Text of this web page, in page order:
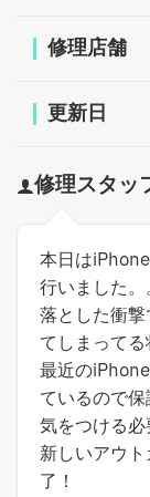
修理店舗
更新日
修理スタッ
本日は
行いました。。
落とした衝
てしまってる
最近の
ているので保
気をつける必
新しいアウ
了！